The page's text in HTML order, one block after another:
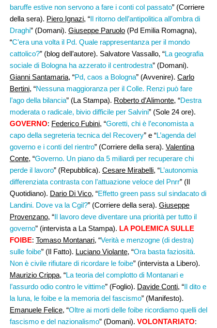
baruffe estive non servono a fare i conti col passato” (Corriere
della sera). Piero Ignazi, “Il ritorno dell’antipolitica all’ombra di
Draghi” (Domani). Giuseppe Paruolo (Pd Emilia Romagna),
“C’era una volta il Pd. Quale rappresentanza per il mondo
cattolico?” (blog dell’autore). Salvatore Vassallo, “La geografia
sociale di Bologna ha azzerato il centrodestra” (Domani).
Gianni Santamaria, “Pd, caos a Bologna” (Avvenire). Carlo
Bertini, “Nessuna maggioranza per il Colle. Renzi può fare
l’ago della bilancia” (La Stampa). Roberto d’Alimonte, “Destra
moderata o radicale, bivio difficile per Salvini” (Sole 24 ore).
GOVERNO: Federico Fubini, “Goretti, chi è l’economista a
capo della segreteria tecnica del Recovery” e “L’agenda del
governo e i conti del rientro” (Corriere della sera). Valentina
Conte, “Governo. Un piano da 5 miliardi per recuperare chi
perde il lavoro” (Repubblica). Cesare Mirabelli, “L’autonomia
differenziata contrasta con l’attuazione veloce del Pnrr” (Il
Quotidiano). Dario Di Vico, “Effetto green pass sul sindacato di
Landini. Dove va la Cgil?” (Corriere della sera). Giuseppe
Provenzano, “Il lavoro deve diventare una priorità per tutto il
governo” (intervista a La Stampa). LA POLEMICA SULLE
FOIBE: Tomaso Montanari, “Verità e menzogne (di destra)
sulle foibe” (Il Fatto). Luciano Violante, “Ora basta faziosità.
Non è civile rifiutare di ricordare le foibe” (intervista a Libero).
Maurizio Crippa, “La teoria del complotto di Montanari e
l’assurdo odio contro le vittime” (Foglio). Davide Conti, “Il dito e
la luna, le foibe e la memoria del fascismo” (Manifesto).
Emanuele Felice, “Oltre ai morti delle foibe ricordiamo quelli del
fascismo e del nazionalismo” (Domani). VOLONTARIATO: